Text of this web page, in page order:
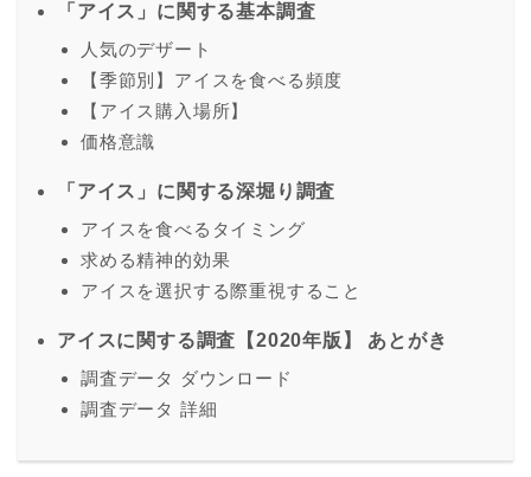
「アイス」に関する基本調査
人気のデザート
【季節別】アイスを食べる頻度
【アイス購入場所】
価格意識
「アイス」に関する深堀り調査
アイスを食べるタイミング
求める精神的効果
アイスを選択する際重視すること
アイスに関する調査【2020年版】 あとがき
調査データ ダウンロード
調査データ 詳細